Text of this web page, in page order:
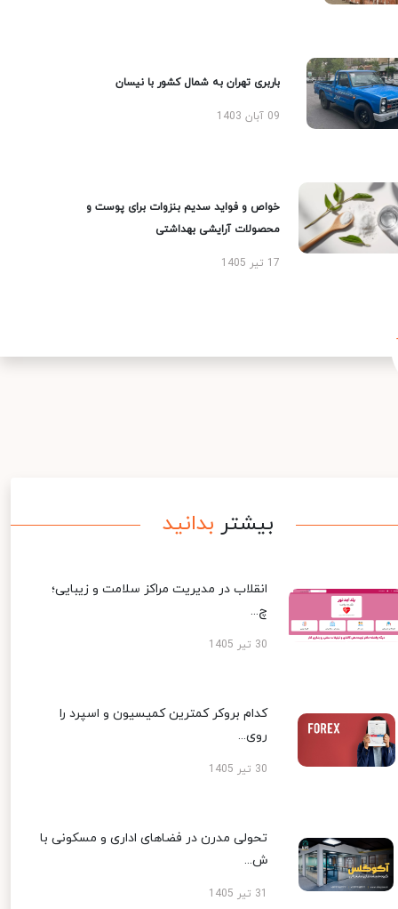
باربری تهران به شمال کشور با نیسان
09 آبان 1403
خواص و فواید سدیم بنزوات برای پوست و
محصولات آرایشی بهداشتی
17 تیر 1405
بیشتر بدانید
انقلاب در مدیریت مراکز سلامت و زیبایی؛
چ...
30 تیر 1405
کدام بروکر کمترین کمیسیون و اسپرد را
روی...
30 تیر 1405
تحولی مدرن در فضاهای اداری و مسکونی با
ش...